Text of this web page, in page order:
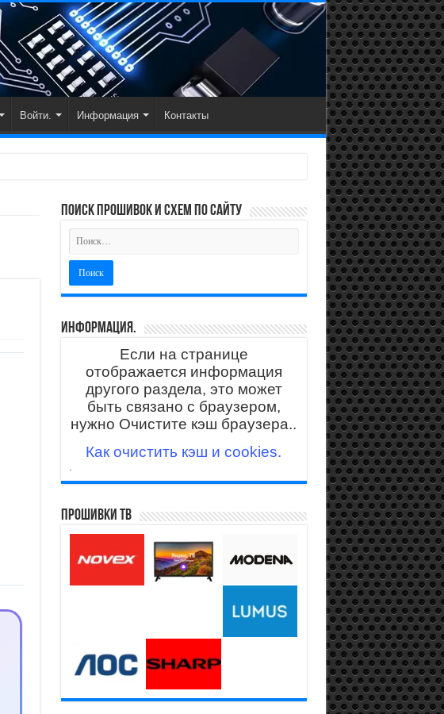
Войти. Информация Контакты
поиск прошивок и схем по сайту
Информация.
Если на странице
отображается информация
другого раздела, это может
быть связано с браузером,
нужно Очистите кэш браузера..
Как очистить кэш и cookies.
.
Прошивки ТВ